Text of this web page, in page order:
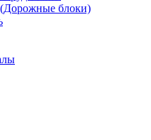
блоки)